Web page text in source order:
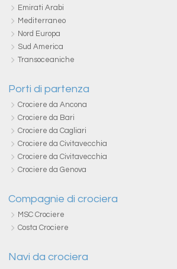
Emirati Arabi
Mediterraneo
Nord Europa
Sud America
Transoceaniche
Porti di partenza
Crociere da Ancona
Crociere da Bari
Crociere da Cagliari
Crociere da Civitavecchia
Crociere da Civitavecchia
Crociere da Genova
Compagnie di crociera
MSC Crociere
Costa Crociere
Navi da crociera